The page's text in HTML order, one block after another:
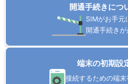
開通手続きにつ
SIMがお手元
開通手続き
端末の初期設
接続するための端末